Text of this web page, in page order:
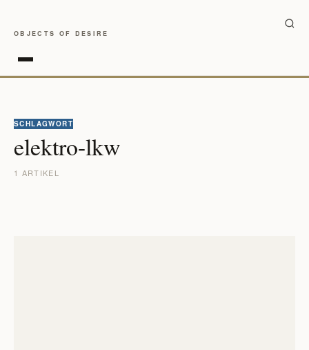
OBJECTS OF DESIRE
SCHLAGWORT
elektro-lkw
1 ARTIKEL